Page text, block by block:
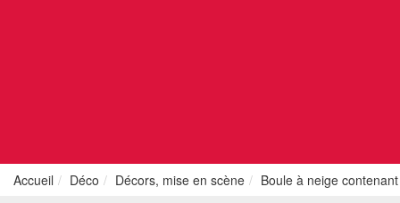
Accueil Déco Décors, mise en scène Boule à neige